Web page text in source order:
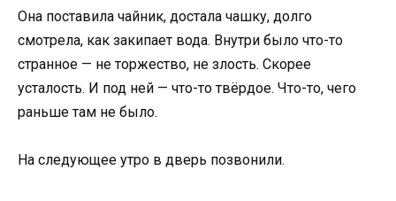
Она поставила чайник, достала чашку, долго
смотрела, как закипает вода. Внутри было что-то
странное — не торжество, не злость. Скорее
усталость. И под ней — что-то твёрдое. Что-то, чего
раньше там не было.
На следующее утро в дверь позвонили.